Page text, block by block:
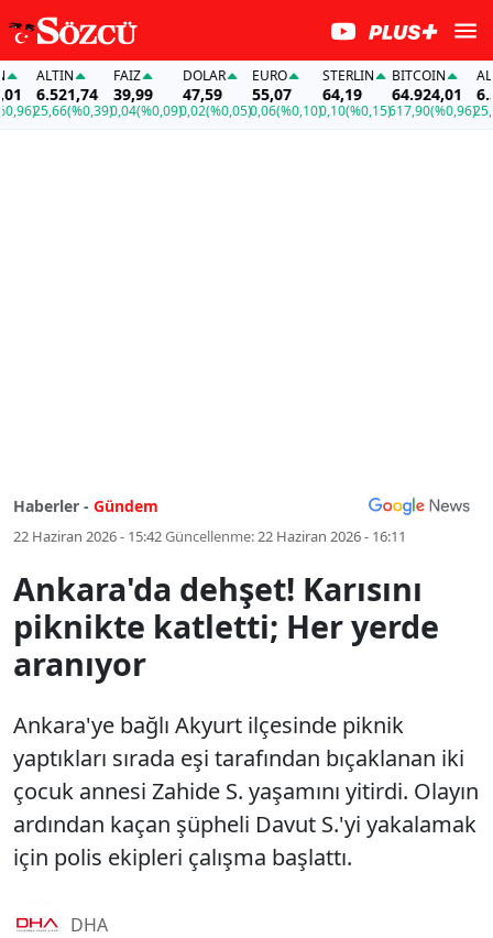
ALTIN
6.521,74
25,66(%0,39)
FAİZ
39,99
0,04(%0,09)
DOLAR
47,59
0,02(%0,05)
EURO
55,07
0,06(%0,10)
STERLIN
64,19
0,10(%0,15)
BITCOIN
64.924,01
617,90(%0,96)25,66
Haberler - Gündem
22 Haziran 2026 - 15:42Güncellenme:22 Haziran 2026 - 16:11
Ankara'da dehşet! Karısını
piknikte katletti; Her yerde
aranıyor
Ankara'ye bağlı Akyurt ilçesinde piknik
yaptıkları sırada eşi tarafından bıçaklanan iki
çocuk annesi Zahide S. yaşamını yitirdi. Olayın
ardından kaçan şüpheli Davut S.'yi yakalamak
için polis ekipleri çalışma başlattı.
DHA